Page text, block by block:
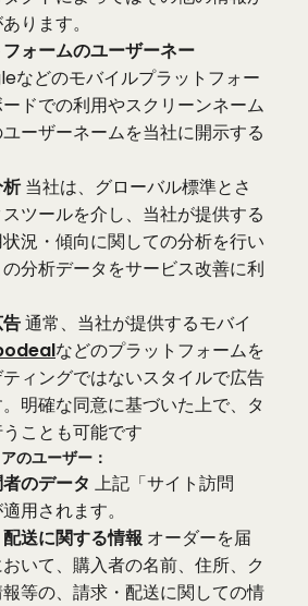
ります。
ォームのユーザーネー
などのモバイルプラットフォー
ドでの利用やスクリーンネーム
ーザーネームを当社に開示する
当社は、グローバル標準とさ
ツールを介し、当社が提供する
況・傾向に関しての分析を行い
分析データをサービス改善に利
通常、当社が提供するモバイ
などのプラットフォームを
ィングではないスタイルで広告
明確な同意に基づいた上で、タ
ことも可能です
のユーザー：
のデータ 上記「サイト訪問
用されます。
送に関する情報 オーダーを届
いて、購入者の名前、住所、ク
等の、請求・配送に関しての情